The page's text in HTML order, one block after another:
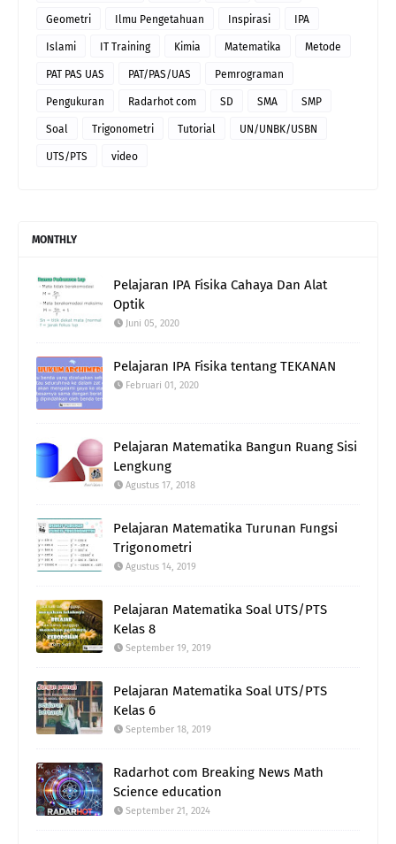
Geometri Ilmu Pengetahuan Inspirasi IPA
Islami IT Training Kimia Matematika Metode
PAT PAS UAS PAT/PAS/UAS Pemrograman
Pengukuran Radarhot com SD SMA SMP
Soal Trigonometri Tutorial UN/UNBK/USBN
UTS/PTS video
MONTHLY
Pelajaran IPA Fisika Cahaya Dan Alat
Optik
Juni 05, 2020
Pelajaran IPA Fisika tentang TEKANAN
Februari 01, 2020
Pelajaran Matematika Bangun Ruang Sisi
Lengkung
Agustus 17, 2018
Pelajaran Matematika Turunan Fungsi
Trigonometri
Agustus 14, 2019
Pelajaran Matematika Soal UTS/PTS
Kelas 8
September 19, 2019
Pelajaran Matematika Soal UTS/PTS
Kelas 6
September 18, 2019
Radarhot com Breaking News Math
Science education
September 21, 2024